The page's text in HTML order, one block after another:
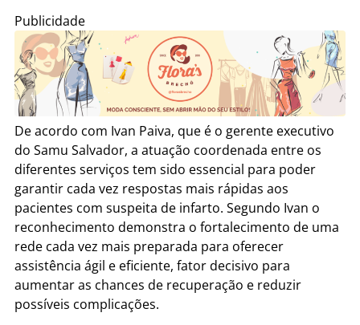
Publicidade
De acordo com Ivan Paiva, que é o gerente executivo
do Samu Salvador, a atuação coordenada entre os
diferentes serviços tem sido essencial para poder
garantir cada vez respostas mais rápidas aos
pacientes com suspeita de infarto. Segundo Ivan o
reconhecimento demonstra o fortalecimento de uma
rede cada vez mais preparada para oferecer
assistência ágil e eficiente, fator decisivo para
aumentar as chances de recuperação e reduzir
possíveis complicações.